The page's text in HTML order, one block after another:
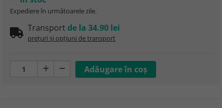
Expediere în următoarele zile.
Transport de la 34.90 lei
prețuri și opțiuni de transport